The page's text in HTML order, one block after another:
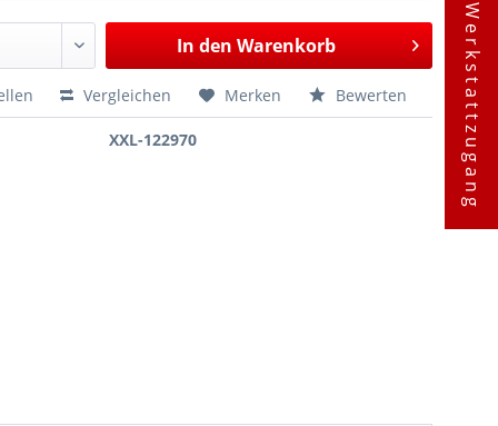
Schnellkupplung Hochdruck mit Ventil
44,90 €*
R134a Schnellkupplung Niederdruck mit Ventil
44,90 €*
191,95 €*
In den Warenkorb
Vergleichen Merken Bewerten
XXL-122970 Werkstattzugang